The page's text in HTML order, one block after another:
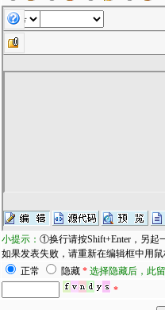
小提示： ①换行请按Shift+Enter，另起
如果发表失败，请重新在编辑框中用
正常 隐藏 * 选择隐藏后，此
*